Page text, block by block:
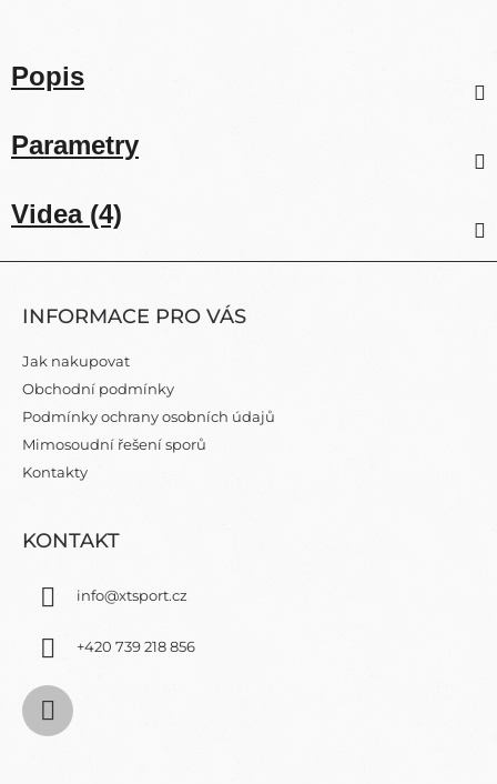
Popis
Parametry
Videa (4)
INFORMACE PRO VÁS
Jak nakupovat
Obchodní podmínky
Podmínky ochrany osobních údajů
Mimosoudní řešení sporů
Kontakty
KONTAKT
info@xtsport.cz
+420 739 218 856